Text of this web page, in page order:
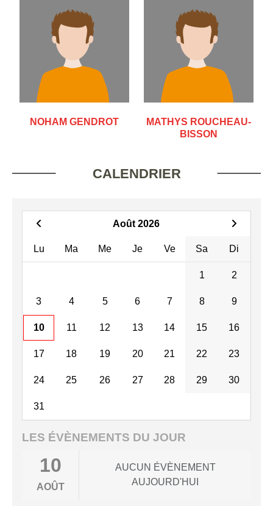
NOHAM GENDROT
MATHYS ROUCHEAU-
BISSON
CALENDRIER
Août 2026
Lu Ma Me Je Ve Sa Di
1 2
3 4 5 6 7 8 9
10 11 12 13 14 15 16
17 18 19 20 21 22 23
24 25 26 27 28 29 30
31
LES ÉVÈNEMENTS DU JOUR
10
AOÛT
AUCUN ÉVÈNEMENT
AUJOURD'HUI